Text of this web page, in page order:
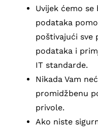
Uvijek ćemo
podataka
poštivajući sve
podataka i
IT standarde.
Nikada Vam
promidžbenu
privole.
Ako niste